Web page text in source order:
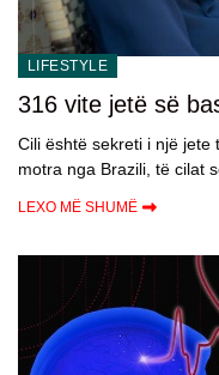
LIFESTYLE
316 vite jetë së
studiojnë tre
sekretin e
Cili është sekreti i një
motra nga Brazili, të cilat
LEXO MË SHUMË